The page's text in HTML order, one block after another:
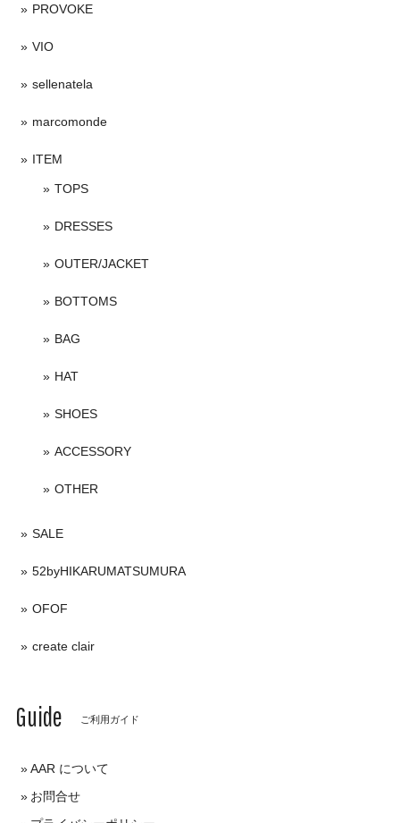
PROVOKE
VIO
sellenatela
marcomonde
ITEM
TOPS
DRESSES
OUTER/JACKET
BOTTOMS
BAG
HAT
SHOES
ACCESSORY
OTHER
SALE
52byHIKARUMATSUMURA
OFOF
create clair
Guide ご利用ガイド
AAR について
お問合せ